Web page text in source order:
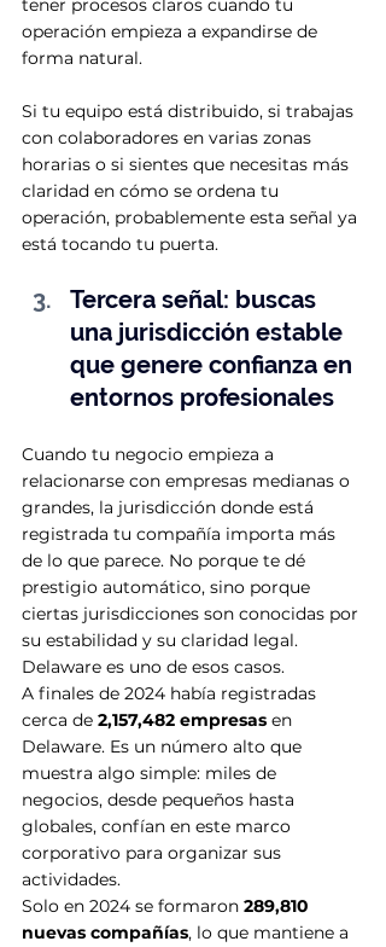
tener procesos claros cuando tu
operación empieza a expandirse de
forma natural.
Si tu equipo está distribuido, si trabajas
con colaboradores en varias zonas
horarias o si sientes que necesitas más
claridad en cómo se ordena tu
operación, probablemente esta señal ya
está tocando tu puerta.
Tercera señal: buscas
una jurisdicción estable
que genere confianza en
entornos profesionales
Cuando tu negocio empieza a
relacionarse con empresas medianas o
grandes, la jurisdicción donde está
registrada tu compañía importa más
de lo que parece. No porque te dé
prestigio automático, sino porque
ciertas jurisdicciones son conocidas por
su estabilidad y su claridad legal.
Delaware es uno de esos casos.
A finales de 2024 había registradas
cerca de 2,157,482 empresas en
Delaware. Es un número alto que
muestra algo simple: miles de
negocios, desde pequeños hasta
globales, confían en este marco
corporativo para organizar sus
actividades.
Solo en 2024 se formaron 289,810
nuevas compañías, lo que mantiene a